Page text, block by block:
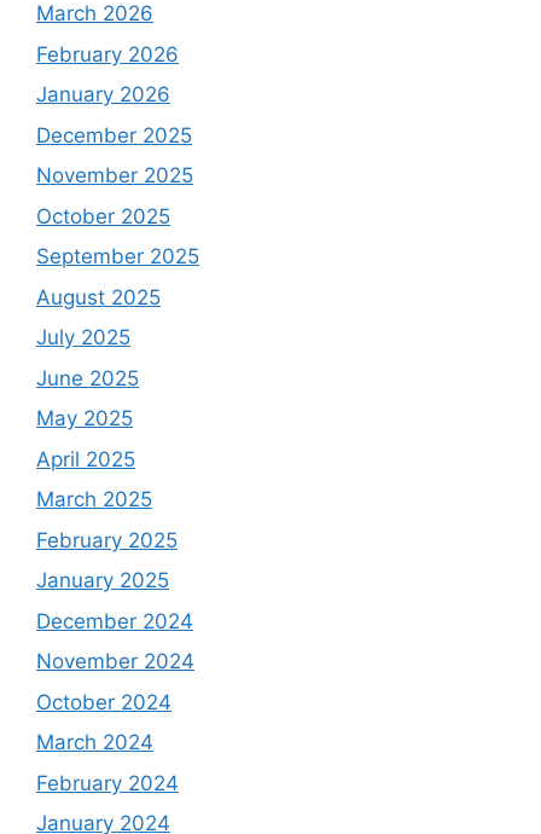
March 2026
February 2026
January 2026
December 2025
November 2025
October 2025
September 2025
August 2025
July 2025
June 2025
May 2025
April 2025
March 2025
February 2025
January 2025
December 2024
November 2024
October 2024
March 2024
February 2024
January 2024